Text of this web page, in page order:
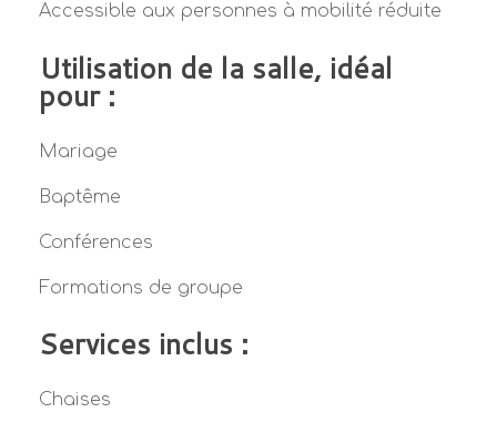
Accessible aux personnes à mobilité réduite
Utilisation de la salle, idéal
pour :
Mariage
Baptême
Conférences
Formations de groupe
Services inclus :
Chaises